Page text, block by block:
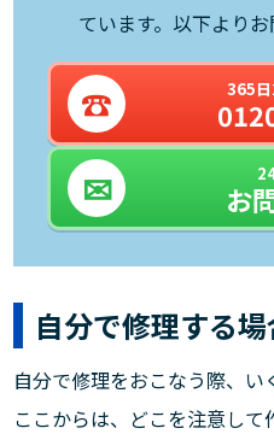
ています。以下より
365日
お
自分で修理する
自分で修理をおこなう際、い
ここからは、どこを注意し